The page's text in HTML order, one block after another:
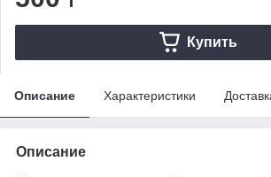
Купить
Описание Характеристики
Описание